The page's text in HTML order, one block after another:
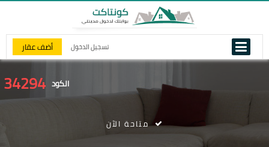
تسجيل الدخول أضف عقار
الكود 34294
متاحة الآن